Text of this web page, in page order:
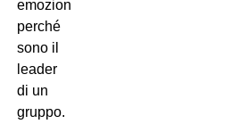
emozioni
perché
sono il
leader
di un
gruppo.